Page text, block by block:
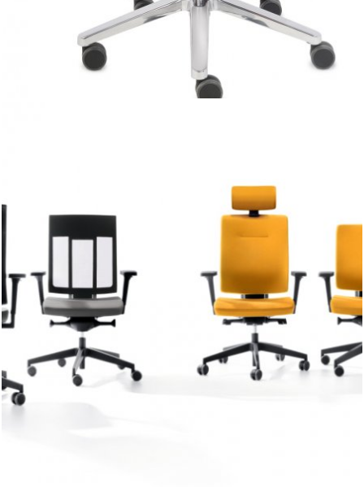
Fotel Moon posiada atest wytrzymałości
Zapraszamy do naszego biura, fotel Moon czeka na
to kolekcja pracowniczych krzeseł obrotowych,
zaprojektowana przez niemiecką grupę projektową ITO
Design. Jest to rodzina stworzona dla wymagających
użytkowników, dla których najważniejsze są ergonomiczne
rozwiązanie jednak przy zachowaniu pełnej dbałości o
design i estetykę wykonania siedziska.
Xenon to krzesło podstawowe w ofercie Profim, co
oznacza, że wyposażone jest ono we wszelkie potrzebne
mechanizmy i regulacje czyniące produkt w pełni
ergonomicznym, przy zachowaniu dobrego poziomu ceny.